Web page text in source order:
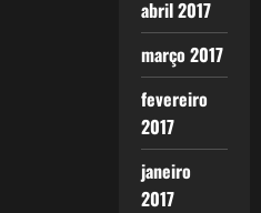
abril 2017
março 2017
fevereiro
2017
janeiro
2017